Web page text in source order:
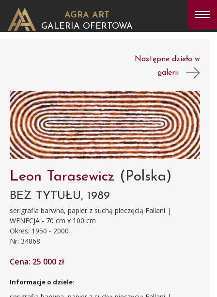
AGRA ART
GALERIA OFERTOWA
Następne dzieło w
galerii
Leon Tarasewicz (Polska)
BEZ TYTUŁU, 1989
serigrafia barwna, papier z suchą pieczęcią Fallani |
WENECJA - 70 cm x 100 cm
Okres: 1950 - 2000
Nr: 34868
Cena: 25 000 zł
Informacje o dziele: